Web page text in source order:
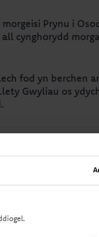
Prynu i
cynghorydd
fod yn berchen
Gwyliau os
yn derbyn prynwyr
fod yn 21 oed
benthyciad i